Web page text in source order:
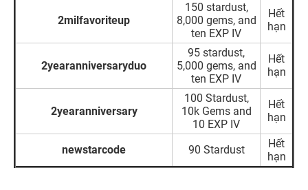
2milfavoriteup
150 stardust,
8,000 gems, and
ten EXP IV
Hết
hạn
2yearanniversaryduo
95 stardust,
5,000 gems, and
ten EXP IV
Hết
hạn
2yearanniversary
100 Stardust,
10k Gems and
10 EXP IV
Hết
hạn
newstarcode 90 Stardust
Hết
hạn